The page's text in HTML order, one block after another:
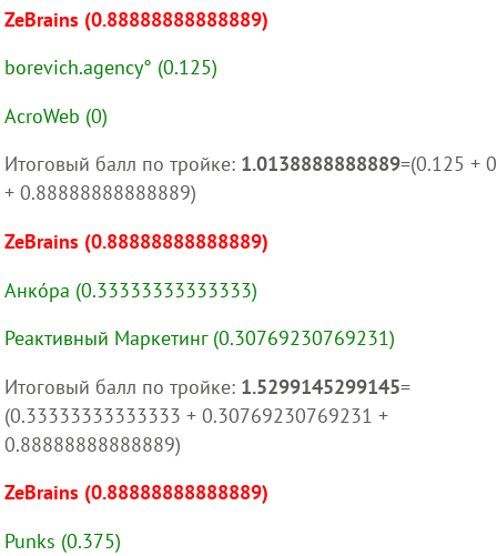
ZeBrains (0.88888888888889)
borevich.agency° (0.125)
AcroWeb (0)
Итоговый балл по тройке: 1.0138888888889=(0.125 + 0
+ 0.88888888888889)
ZeBrains (0.88888888888889)
Анкóра (0.33333333333333)
Реактивный Маркетинг (0.30769230769231)
Итоговый балл по тройке: 1.5299145299145=
(0.33333333333333 + 0.30769230769231 +
0.88888888888889)
ZeBrains (0.88888888888889)
Punks (0.375)